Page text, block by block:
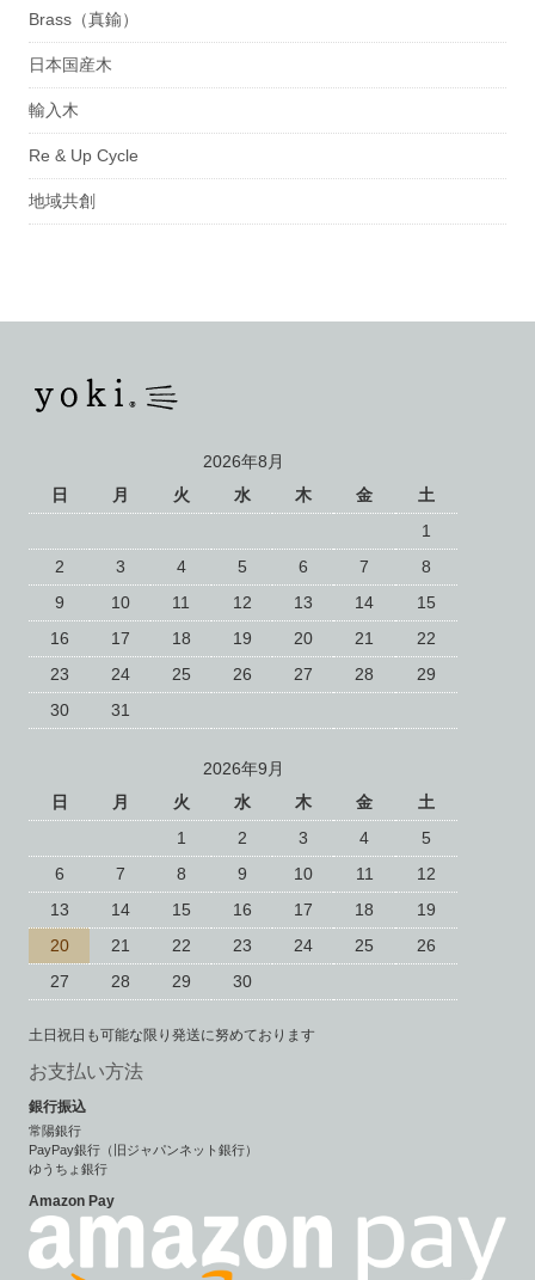
Brass（真鍮）
日本国産木
輸入木
Re & Up Cycle
地域共創
2026年8月
日
月 火 水 木 金
土
1
2
3 4 5 6 7
8
9
10 11 12 13 14
15
16
17 18 19 20 21
22
23
24 25 26 27 28
29
30
31
2026年9月
日
月 火 水 木 金
土
1
2 3 4
5
6
7 8 9 10 11
12
13
14 15 16 17 18
19
20
21 22 23 24 25
26
27
28 29 30
土日祝日も可能な限り発送に努めております
お支払い方法
銀行振込
常陽銀行
PayPay銀行（旧ジャパンネット銀行）
ゆうちょ銀行
Amazon Pay